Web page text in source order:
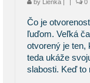
by Lienka | | 0
Čo je
ľuďom. Veľká
otvorený je ten,
teda ukáže
slabosti. Keď